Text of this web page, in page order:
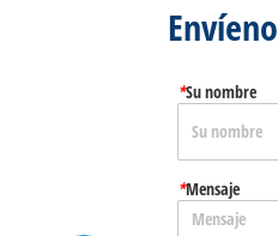
*Su nombre
*Mensaje